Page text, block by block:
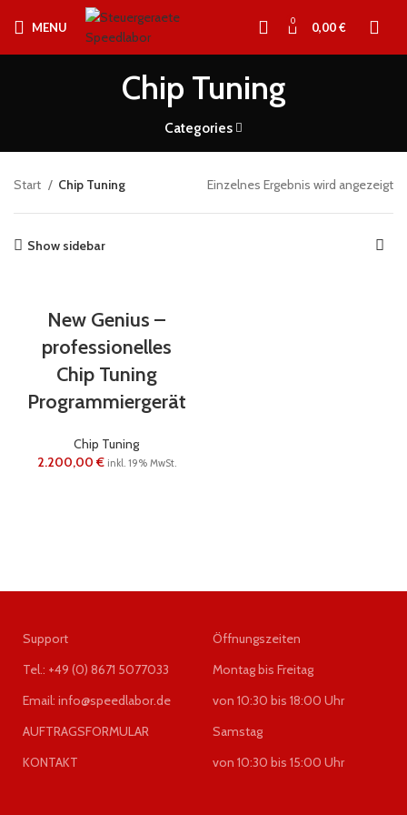
MENU 0 0,00€
Chip Tuning
Categories
Start Chip Tuning Einzelnes Ergebnis wird angezeigt
Show sidebar
New Genius –
professionelles
Chip Tuning
Programmiergerät
Chip Tuning
2.200,00€ inkl. 19% MwSt.
Support
Tel.: +49 (0) 8671 5077033
Email: info@speedlabor.de
AUFTRAGSFORMULAR
KONTAKT
Öffnungszeiten
Montag bis Freitag
von 10:30 bis 18:00 Uhr
Samstag
von 10:30 bis 15:00 Uhr